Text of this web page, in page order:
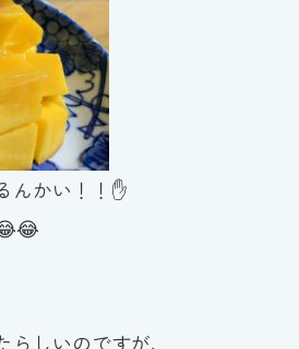
んかい！！✋
しいのですが、